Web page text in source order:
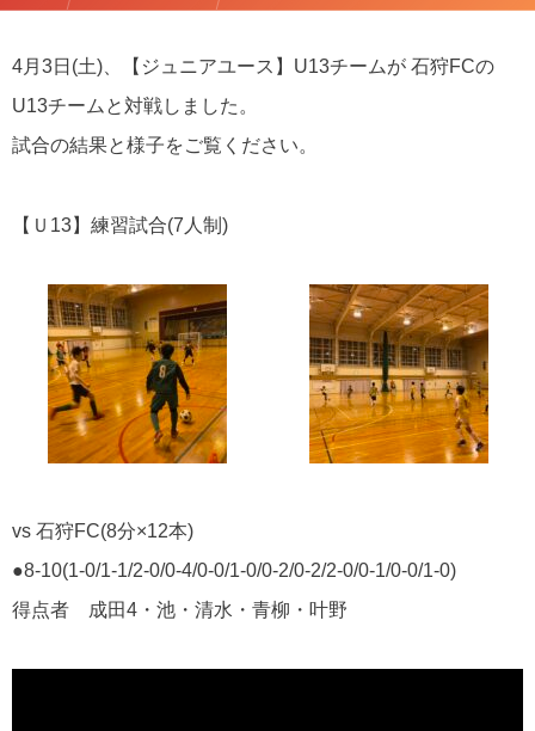
4月3日(土)、【ジュニアユース】U13チームが 石狩FCの
U13チームと対戦しました。
試合の結果と様子をご覧ください。
【Ｕ13】練習試合(7人制)
vs 石狩FC(8分×12本)
●8-10(1-0/1-1/2-0/0-4/0-0/1-0/0-2/0-2/2-0/0-1/0-0/1-0)
得点者 成田4・池・清水・青柳・叶野